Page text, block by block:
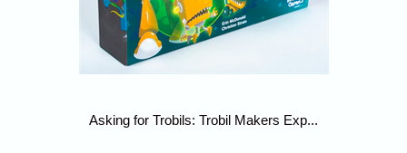
Asking for Trobils: Trobil Makers Exp...